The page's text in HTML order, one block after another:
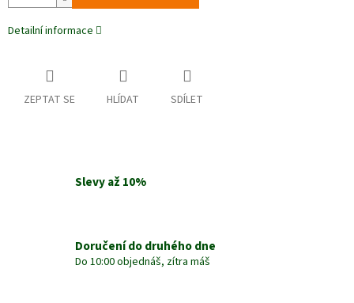
Detailní informace
ZEPTAT SE HLÍDAT SDÍLET
Slevy až 10%
Doručení do druhého dne
Do 10:00 objednáš, zítra máš